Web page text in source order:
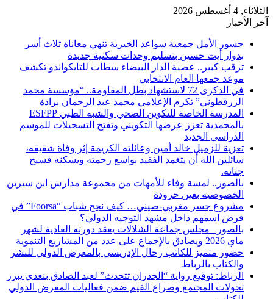
الثلاثاء, 4 أغسطس 2026
آخر الأخبار
​جسور الأمل جمعية سواعد الخيرية تنهي معاناة ثلاث أسر
بدوار أيت حسين بتسليم وحدات سكنية جديدة
ترقب كبير.. عصبة الدار البيضاء سطات للتايكواندو تكشف
موعد جمعها العام الانتخابي
في الذكرى 72 لاستشهاد بطل المقاومة.. “مؤسسة محمد
الزرقطوني” تكرم الإعلامي محمد عبد الرحمان برادة
المدرسة الخاصة للتكوين الصحي والشبه الطبي ESFPP
بالمحمدية تعزز عرضها التكويني وتفتح التسجيلات للموسم
الدراسي الجديد
تعزية للزميل خالد أمين وعائلته الكريمة إثر وفاة شقيقه،
سائلين الله أن يتغمد الفقيد بواسع رحمته ويسكنه فسيح
جناته.
بالصور.. لمسة وفاء للأمهات من مجموعة مدارس ابن سيرين
الخصوصية بعين حرودة
مشروع جسر مغربي-صيني… كيف نجح شباب “Foorsa” في
فرض اسمهم داخل مشهد التوجيه الدولي؟
بالصور _مجلس جماعة الشلالات يعقد دورته العادية لشهر
ماي 2026 ويصادق بالإجماع على عدد من المشاريع التنموية
حضور متميز للكاتب رحال الإدريسي بالمعرض الدولي للنشر
والكتاب بالرباط
الرباط: توقيع رواية “الجدران تتحدث” لعبد الصادق بنعدي يبرز
تحولات المجتمع وصراع القيم ضمن فعاليات المعرض الدولي